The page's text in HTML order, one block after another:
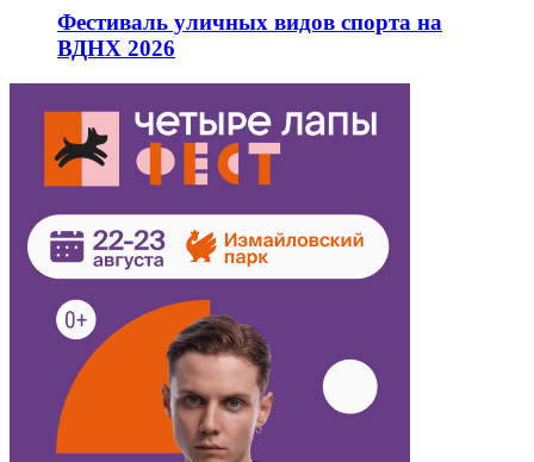
Фестиваль уличных видов спорта на
ВДНХ 2026